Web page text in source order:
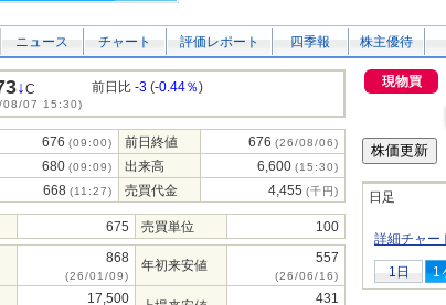
ニュース チャート 評価レポート 四季報 株主優待
↓C
08/07 15:30)
前日比 -3 (-0.44％)
676 (09:00) 前日終値 676 (26/08/06)
680 (09:09) 出来高 6,600 (15:30)
668 (11:27) 売買代金 4,455 (千円)
675 売買単位 100
868
(26/01/09)
年初来安値 557
(26/06/16)
17,500 431
現物買
日足
詳細チャー
1日 1